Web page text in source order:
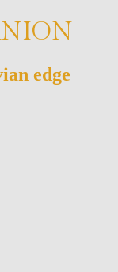
edge